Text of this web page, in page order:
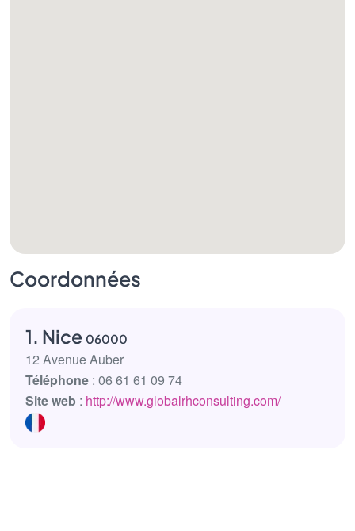
Coordonnées
1. Nice 06000
12 Avenue Auber
Téléphone : 06 61 61 09 74
Site web : http://www.globalrhconsulting.com/